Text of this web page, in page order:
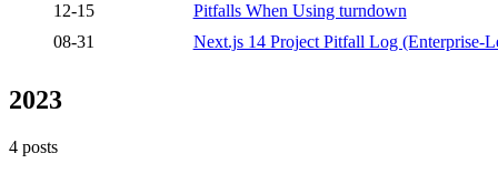
12-15
Pitfalls When Using turndown
08-31
Next.js 14 Project Pitfall Log (Enterprise-
2023
4 posts